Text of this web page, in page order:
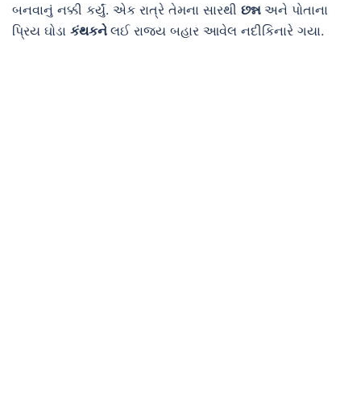
બનવાનું નક્કી કર્યું. એક રાત્રે તેમના સારથી છન્ન અને પોતાના
પ્રિય ઘોડા કંથકને લઈ રાજ્ય બહાર આવેલ નદીકિનારે ગયા.